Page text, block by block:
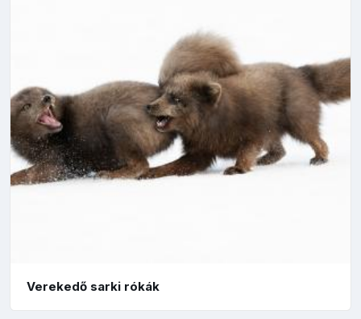
Verekedő sarki rókák